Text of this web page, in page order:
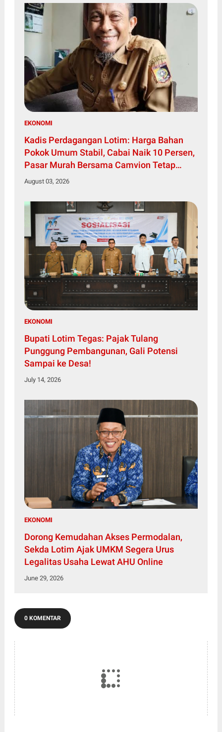
EKONOMI
Kadis Perdagangan Lotim: Harga Bahan
Pokok Umum Stabil, Cabai Naik 10 Persen,
Pasar Murah Bersama Camvion Tetap
Digelar
August 03, 2026
EKONOMI
Bupati Lotim Tegas: Pajak Tulang
Punggung Pembangunan, Gali Potensi
Sampai ke Desa!
July 14, 2026
EKONOMI
Dorong Kemudahan Akses Permodalan,
Sekda Lotim Ajak UMKM Segera Urus
Legalitas Usaha Lewat AHU Online
June 29, 2026
0 KOMENTAR